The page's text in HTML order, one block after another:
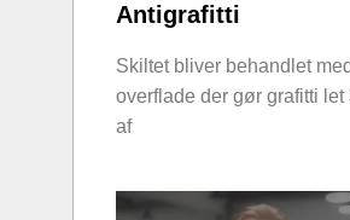
Antigrafitti
Skiltet bliver behandlet
overflade der gør grafitti let
af